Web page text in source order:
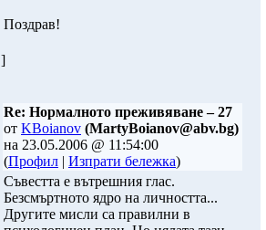
Поздрав!
]
Re: Нормалното преживяване – 27
от KBoianov (MartyBoianov@abv.bg)
на 23.05.2006 @ 11:54:00
(Профил | Изпрати бележка)
Съвестта е вътрешния глас.
Безсмъртното ядро на личността...
Другите мисли са правилни в